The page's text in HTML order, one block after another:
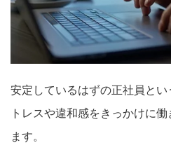
安定しているはずの正社員と
トレスや違和感をきっかけに
ます。